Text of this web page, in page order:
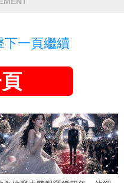
下一頁繼續